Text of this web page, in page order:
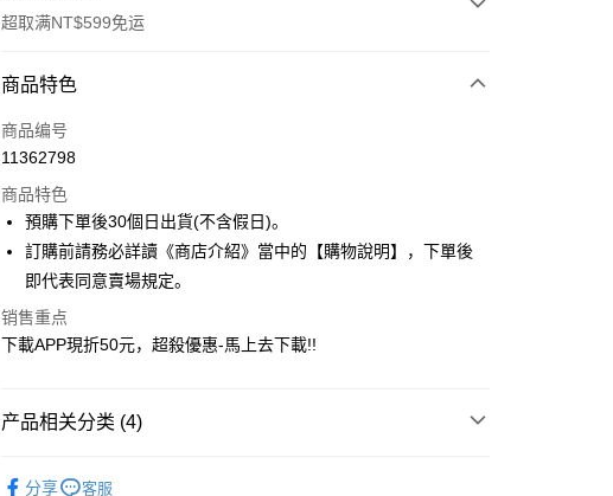
超取满NT$599免运
付款方式
信用卡一次付款
ATM付款
运送方式
全家取貨付款
付款後全家取貨.
7-11取貨付款
商品特色
商品编号
11362798
商品特色
預購下單後30個日出貨(不含假日)。
訂購前請務必詳讀《商店介紹》當中的【購物說明】，下單後
即代表同意賣場規定。
销售重点
下載APP現折50元，超殺優惠-馬上去下載!!
产品相关分类 (4)
分享 客服